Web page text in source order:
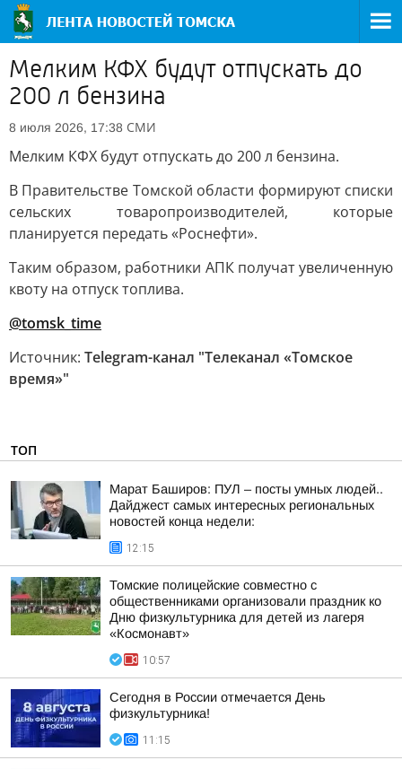
Мелким КФХ будут отпускать до
200 л бензина
8 июля 2026, 17:38 СМИ
Мелким КФХ будут отпускать до 200 л бензина.
В Правительстве Томской области формируют списки
сельских товаропроизводителей, которые
планируется передать «Роснефти».
Таким образом, работники АПК получат увеличенную
квоту на отпуск топлива.
@tomsk_time
Источник: Telegram-канал "Телеканал «Томское
время»"
ТОП
Марат Баширов: ПУЛ – посты умных людей..
Дайджест самых интересных региональных
новостей конца недели:
12:15
Томские полицейские совместно с
общественниками организовали праздник ко
Дню физкультурника для детей из лагеря
«Космонавт»
10:57
Сегодня в России отмечается День
физкультурника!
11:15